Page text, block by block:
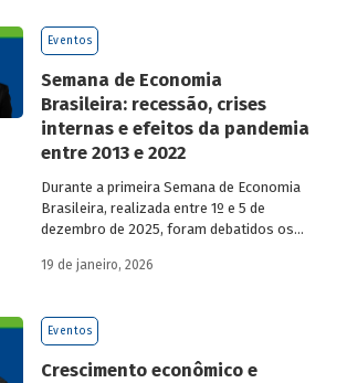
Eventos
Semana de Economia
Brasileira: recessão, crises
internas e efeitos da pandemia
entre 2013 e 2022
Durante a primeira Semana de Economia
Brasileira, realizada entre 1º e 5 de
dezembro de 2025, foram debatidos os
economia do país nos últimos 40 anos,
economistas renomados.
19 de janeiro, 2026
Eventos
Crescimento econômico e